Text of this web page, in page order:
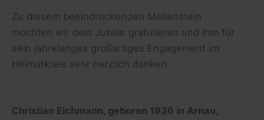
Zu diesem beeindruckenden Meilenstein
möchten wir dem Jubilar gratulieren und ihm für
sein jahrelanges großartiges Engagement im
Heimatkreis sehr herzlich danken.
Christian Eichmann, geboren 1936 in Arnau,